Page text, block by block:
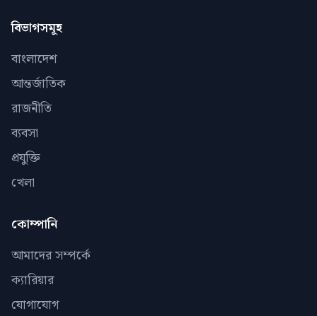
বিভাগসমূহ
বাংলাদেশ
আন্তর্জাতিক
রাজনীতি
ব্যবসা
প্রযুক্তি
খেলা
কোম্পানি
আমাদের সম্পর্কে
ক্যারিয়ার
যোগাযোগ